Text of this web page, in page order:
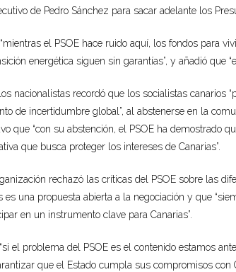
de Pedro Sánchez para sacar adelante los
el PSOE hace ruido aquí, los fondos para
energética siguen sin garantías”, y añadió que
nacionalistas recordó que los socialistas canarios
de incertidumbre global”, al abstenerse en la
que “con su abstención, el PSOE ha demostrado
que busca proteger los intereses de Canarias”.
rechazó las críticas del PSOE sobre las
es una propuesta abierta a la negociación y que
en un instrumento clave para Canarias”.
el problema del PSOE es el contenido estamos
que el Estado cumpla sus compromisos con